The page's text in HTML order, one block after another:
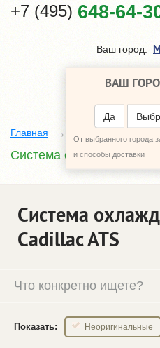
+7 (495) 648-64-
Ваш город:
ВАШ
Да
От выбранного города
и способы доставки
Главная
Система охлаждения
Система
Cadillac ATS
Что конкретно ищете?
Показать: Неоригинальные